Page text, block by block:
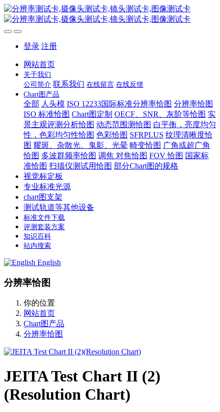
登录 注册
网站首页
关于我们
公司简介 联系我们 在线留言 在线反馈
Chart图产品
全部 人头模 ISO 12233国际标准分辨率恰图 分辨率恰图
ISO 标准恰图 Chart图定制 OECF、SNR、灰阶等恰图 实
景主观评测分析恰图 动态范围测恰图 白平衡，亮度均匀
性，色彩均匀性恰图 色彩恰图 SFRPLUS 纹理清晰度恰
图 耀斑、杂散光、鬼影、光晕 畸变恰图 广角或超广角
恰图 多波群频率恰图 调焦 对焦恰图 FOV 恰图 国家标
准恰图 扫描仪测试用恰图 部分Chart图的规格
视觉标定板
专业标准光源
chart图支架
测试轨道等其他设备
标准文件下载
评测套装方案
知识百科
站内搜索
English
分辨率恰图
你的位置
网站首页
Chart图产品
分辨率恰图
JEITA Test Chart II (2)
(Resolution Chart)